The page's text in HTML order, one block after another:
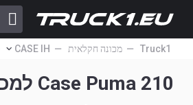
Truck1 מכונה חקלאית CASE IH
Case Puma 210 למכירה